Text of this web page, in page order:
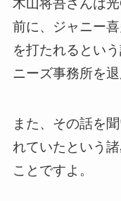
木山将吾さんは
前に、ジャニー
を打たれるとい
ニーズ事務所を
また、その話を
れていたという
ことですよ。